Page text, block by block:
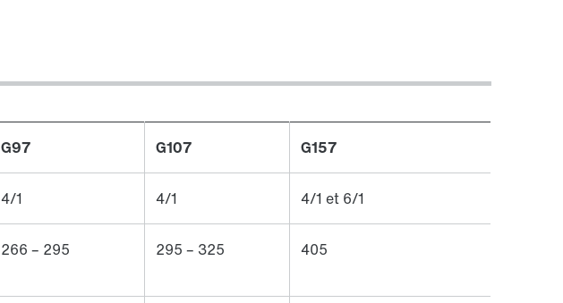
G97 G107 G157
4/1 4/1 4/1 et 6/1
266 – 295 295 – 325 405